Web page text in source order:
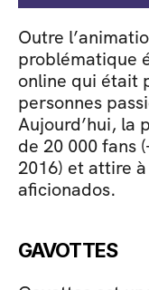
Outre
problématique
online qui était
personnes
Aujourd’hui, la
de 20 000 fans
2016) et attire
aficionados.
GAVOTTES